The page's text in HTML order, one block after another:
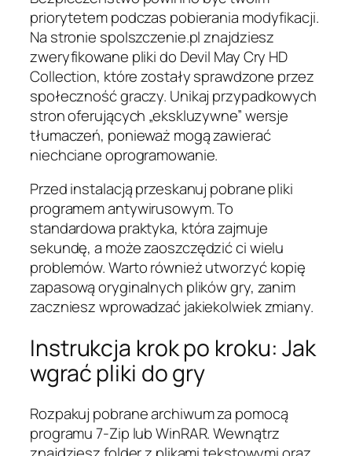
priorytetem podczas pobierania modyfikacji.
Na stronie spolszczenie.pl znajdziesz
zweryfikowane pliki do Devil May Cry HD
Collection, które zostały sprawdzone przez
społeczność graczy. Unikaj przypadkowych
stron oferujących „ekskluzywne” wersje
tłumaczeń, ponieważ mogą zawierać
niechciane oprogramowanie.
Przed instalacją przeskanuj pobrane pliki
programem antywirusowym. To
standardowa praktyka, która zajmuje
sekundę, a może zaoszczędzić ci wielu
problemów. Warto również utworzyć kopię
zapasową oryginalnych plików gry, zanim
zaczniesz wprowadzać jakiekolwiek zmiany.
Instrukcja krok po kroku: Jak
wgrać pliki do gry
Rozpakuj pobrane archiwum za pomocą
programu 7-Zip lub WinRAR. Wewnątrz